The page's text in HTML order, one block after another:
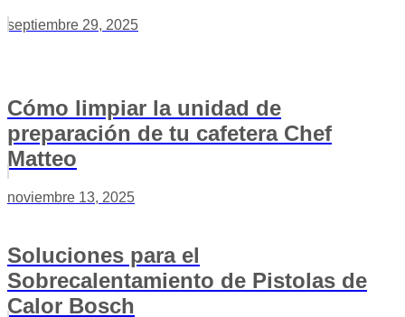
septiembre 29, 2025
Cómo limpiar la unidad de
preparación de tu cafetera Chef
Matteo
noviembre 13, 2025
Soluciones para el
Sobrecalentamiento de Pistolas de
Calor Bosch